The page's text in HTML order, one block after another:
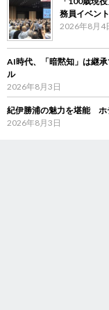
務員イベン
2026年8月4
AI時代、「暗黙知」は継
ル
2026年8月3日
紀伊勝浦の魅力を堪能 ホ
2026年8月3日